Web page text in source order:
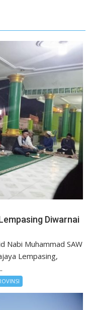
Diwarnai
Nabi Muhammad SAW
Lempasing,